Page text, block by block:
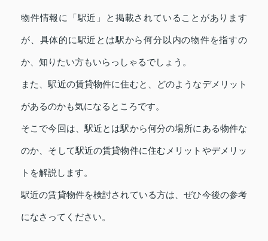
物件情報に「駅近」と掲載されていることがあります
が、具体的に駅近とは駅から何分以内の物件を指すの
か、知りたい方もいらっしゃるでしょう。
また、駅近の賃貸物件に住むと、どのようなデメリット
があるのかも気になるところです。
そこで今回は、駅近とは駅から何分の場所にある物件な
のか、そして駅近の賃貸物件に住むメリットやデメリッ
トを解説します。
駅近の賃貸物件を検討されている方は、ぜひ今後の参考
になさってください。